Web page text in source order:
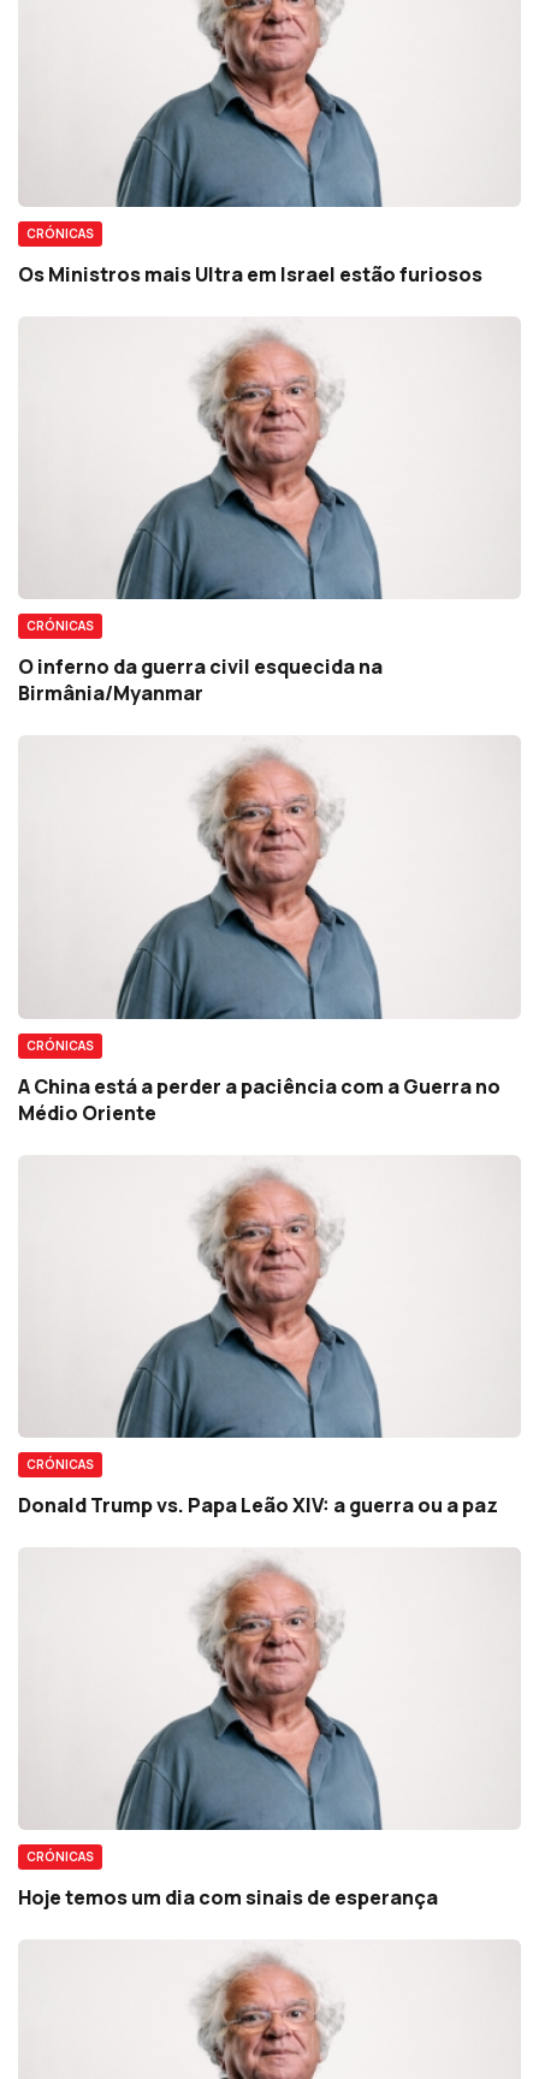
CRÓNICAS
Os Ministros mais Ultra em Israel estão furiosos
CRÓNICAS
O inferno da guerra civil esquecida na
Birmânia/Myanmar
CRÓNICAS
A China está a perder a paciência com a Guerra no
Médio Oriente
CRÓNICAS
Donald Trump vs. Papa Leão XIV: a guerra ou a paz
CRÓNICAS
Hoje temos um dia com sinais de esperança